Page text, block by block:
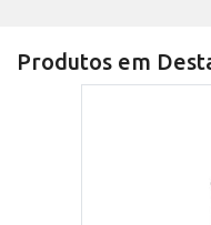
Produtos em